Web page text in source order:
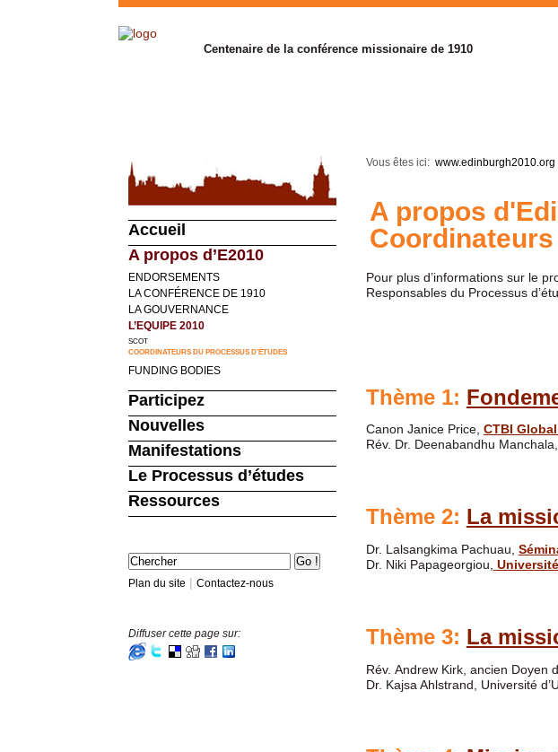
Centenaire de la conférence missionaire de 1910
Vous êtes ici: www.edinburgh2010.org
A propos
Pour plus d’informations sur le
Responsables du Processus
Thème 1:
Canon Janice Price, CTBI
Rév. Dr. Deenabandhu Manchala,
Thème 2: La
Dr. Lalsangkima Pachuau,
Dr. Niki Papageorgiou,
Thème 3: La
Rév. Andrew Kirk, ancien Doyen
Dr. Kajsa Ahlstrand, Université
Accueil
A propos d’E2010
ENDORSEMENTS
LA CONFÉRENCE DE 1910
LA GOUVERNANCE
L’EQUIPE 2010
SCOT
COORDINATEURS DU PROCESSUS D’ÉTUDES
FUNDING BODIES
Participez
Nouvelles
Manifestations
Le Processus d’études
Ressources
Plan du site | Contactez-nous
Diffuser cette page sur: